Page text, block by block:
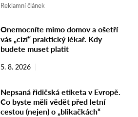
Reklamní článek
Onemocníte mimo domov a ošetří
vás „cizí“ praktický lékař. Kdy
budete muset platit
5. 8. 2026
Nepsaná řidičská etiketa v Evropě.
Co byste měli vědět před letní
cestou (nejen) o „blikačkách“